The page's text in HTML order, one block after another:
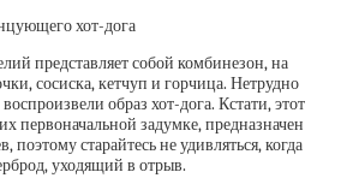
представляет собой комбинезон, на
сосиска, кетчуп и горчица. Нетрудно
воспроизвели образ хот-дога. Кстати, этот
первоначальной задумке, предназначен
поэтому старайтесь не удивляться, когда
уходящий в отрыв.